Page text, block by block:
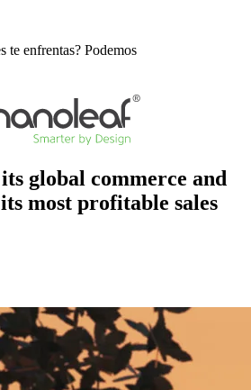
te enfrentas? Podemos
global commerce and
most profitable sales